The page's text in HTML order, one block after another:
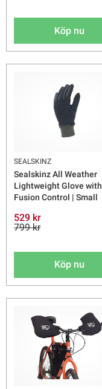
Köp nu
SEALSKINZ
Sealskinz All Weather
Lightweight Glove with
Fusion Control | Small
529 kr
799 kr
Köp nu